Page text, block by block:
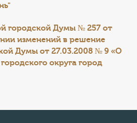
городской Думы № 257 от
изменений в решение
Думы от 27.03.2008 № 9 «О
округа город